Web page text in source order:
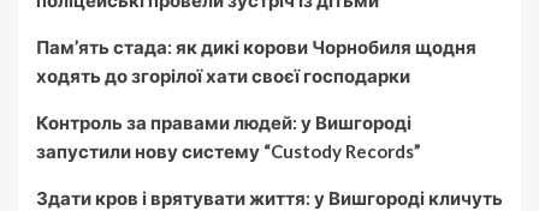
Пам’ять стада: як дикі корови Чорнобиля щодня
ходять до згорілої хати своєї господарки
Контроль за правами людей: у Вишгороді
запустили нову систему “Custody Records”
Здати кров і врятувати життя: у Вишгороді кличуть